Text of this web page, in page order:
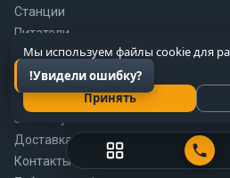
Станции
Питатели
Информация
Продукция
Заказ-Купить
Доставка
Контакты
Мы используем файлы cookie для
Подробнее
Принять